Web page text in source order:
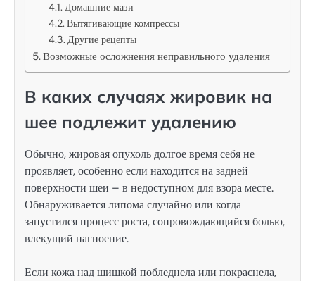
Домашние мази
Вытягивающие компрессы
Другие рецепты
Возможные осложнения неправильного удаления
В каких случаях жировик на
шее подлежит удалению
Обычно, жировая опухоль долгое время себя не
проявляет, особенно если находится на задней
поверхности шеи – в недоступном для взора месте.
Обнаруживается липома случайно или когда
запустился процесс роста, сопровождающийся болью,
влекущий нагноение.
Если кожа над шишкой побледнела или покраснела,